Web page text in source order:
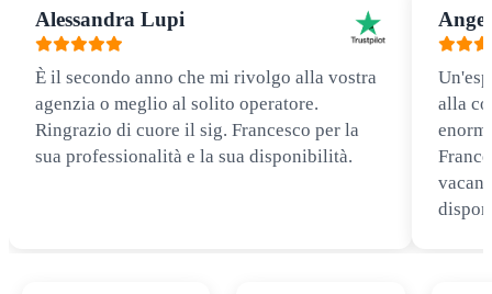
Alessandra Lupi
È il secondo anno che mi rivolgo alla vostra
agenzia o meglio al solito operatore.
Ringrazio di cuore il sig. Francesco per la
sua professionalità e la sua disponibilità.
alla